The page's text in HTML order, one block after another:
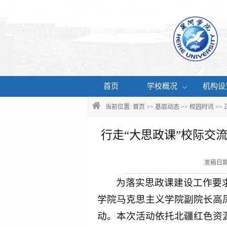
首页 学校概况 机构设
当前位置: 首页 >> 基层动态 >> 校园时讯 >>
行走“大思政课”校际交
发稿日
为落实思政课建设工作要
学院马克思主义学院副院长高
动。本次活动依托北疆红色